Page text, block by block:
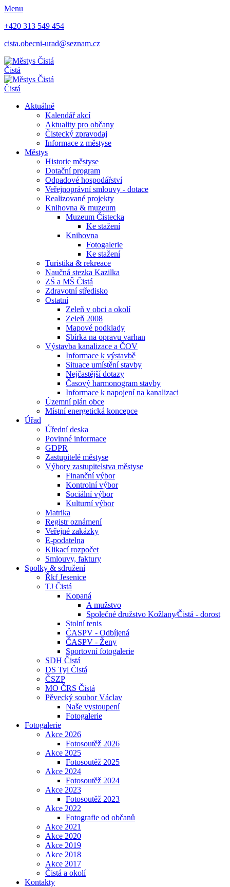
Menu
+420 313 549 454
cista.obecni-urad@seznam.cz
Čistá
Čistá
Aktuálně
Kalendář akcí
Aktuality pro občany
Čistecký zpravodaj
Informace z městyse
Městys
Historie městyse
Dotační program
Odpadové hospodářství
Veřejnoprávní smlouvy - dotace
Realizované projekty
Knihovna & muzeum
Muzeum Čistecka
Ke stažení
Knihovna
Fotogalerie
Ke stažení
Turistika & rekreace
Naučná stezka Kazilka
ZŠ a MŠ Čistá
Zdravotní středisko
Ostatní
Zeleň v obci a okolí
Zeleň 2008
Mapové podklady
Sbírka na opravu varhan
Výstavba kanalizace a ČOV
Informace k výstavbě
Situace umístění stavby
Nejčastější dotazy
Časový harmonogram stavby
Informace k napojení na kanalizaci
Územní plán obce
Místní energetická koncepce
Úřad
Úřední deska
Povinné informace
GDPR
Zastupitelé městyse
Výbory zastupitelstva městyse
Finanční výbor
Kontrolní výbor
Sociální výbor
Kulturní výbor
Matrika
Registr oznámení
Veřejné zakázky
E-podatelna
Klikací rozpočet
Smlouvy, faktury
Spolky & sdružení
Řkf Jesenice
TJ Čistá
Kopaná
A mužstvo
Společné družstvo Kožlany⁄Čistá - dorost
Stolní tenis
ČASPV - Odbíjená
ČASPV - Ženy
Sportovní fotogalerie
SDH Čistá
DS Tyl Čistá
ČSZP
MO ČRS Čistá
Pěvecký soubor Václav
Naše vystoupení
Fotogalerie
Fotogalerie
Akce 2026
Fotosoutěž 2026
Akce 2025
Fotosoutěž 2025
Akce 2024
Fotosoutěž 2024
Akce 2023
Fotosoutěž 2023
Akce 2022
Fotografie od občanů
Akce 2021
Akce 2020
Akce 2019
Akce 2018
Akce 2017
Čistá a okolí
Kontakty